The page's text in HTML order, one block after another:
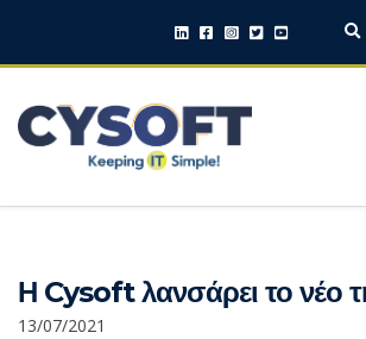
E
f
o
Η Cysoft λανσάρει το νέο
13/07/2021